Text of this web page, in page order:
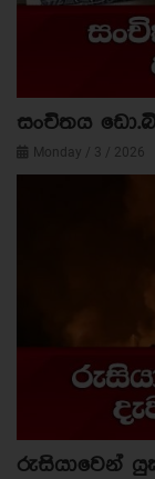
සංචිතය
Monday / 3 / 2026
රුසියාවෙන්